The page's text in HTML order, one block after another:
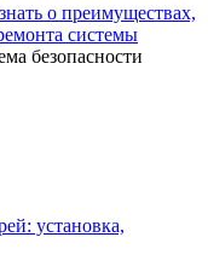
о преимуществах,
системы
безопасности
установка,